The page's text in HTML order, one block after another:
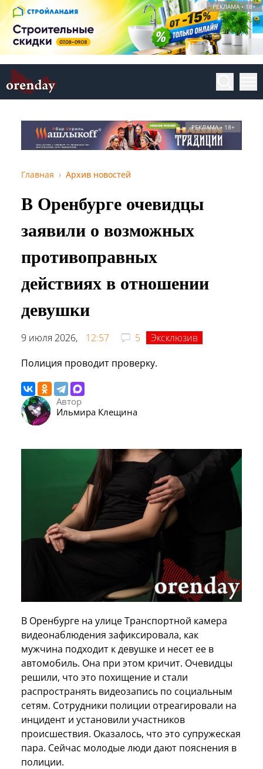
РЕКЛАМА • 18+
РЕКЛАМА • 18+
Главная Архив новостей
В Оренбурге очевидцы
заявили о возможных
противоправных
действиях в отношении
девушки
9 июля 2026, 12:57 5
Эксклюзив
Полиция проводит проверку.
Автор
Ильмира Клещина
В Оренбурге на улице Транспортной камера
видеонаблюдения зафиксировала, как
мужчина подходит к девушке и несет ее в
автомобиль. Она при этом кричит. Очевидцы
решили, что это похищение и стали
распространять видеозапись по социальным
сетям. Сотрудники полиции отреагировали на
инцидент и установили участников
происшествия. Оказалось, что это супружеская
пара. Сейчас молодые люди дают пояснения в
полиции.